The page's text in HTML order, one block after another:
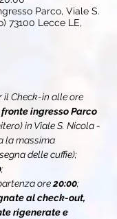
Parco, Viale S.
73100 Lecce LE,
Check-in alle ore
ingresso Parco
in Viale S. Nicola -
la massima
delle cuffie);
;
ore 20:00;
al check-out,
rigenerate e